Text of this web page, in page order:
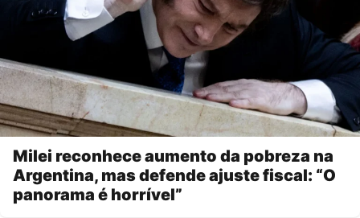
Milei reconhece aumento da pobreza na
Argentina, mas defende ajuste fiscal: “O
panorama é horrível”